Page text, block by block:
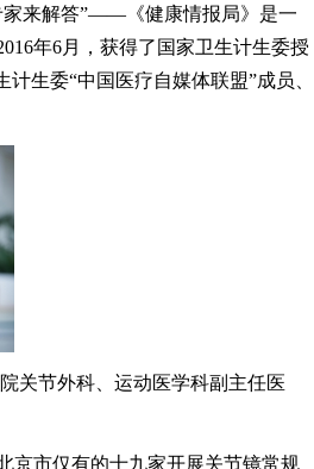
来解答”——《健康情报局》是一
年6月，获得了国家卫生计生委授
生委“中国医疗自媒体联盟”成员、
节外科、运动医学科副主任医
市仅有的十九家开展关节镜常规